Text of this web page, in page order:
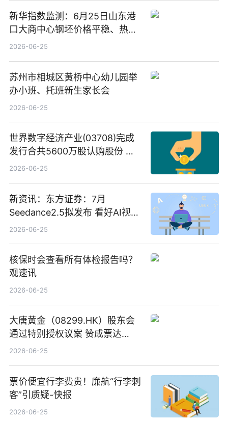
新华指数监测：6月25日山东港
口大商中心钢坯价格平稳、热轧
C料价格微幅下跌
2026-06-25
苏州市相城区黄桥中心幼儿园举
办小班、托班新生家长会
2026-06-25
世界数字经济产业(03708)完成
发行合共5600万股认购股份 净
筹约1007万港元 独家焦点
2026-06-25
新资讯：东方证券：7月
Seedance2.5拟发布 看好AI视频
创作工作流进一步提效
2026-06-25
核保时会查看所有体检报告吗？
观速讯
2026-06-25
大唐黄金（08299.HK）股东会
通过特别授权议案 赞成票达
100%_新动态
2026-06-25
票价便宜行李费贵！廉航“行李刺
客”引质疑-快报
2026-06-25